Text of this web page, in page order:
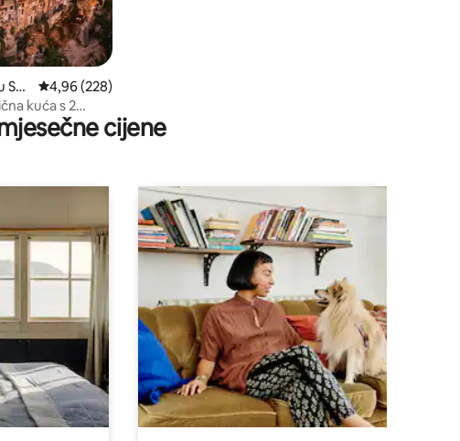
12
prosječna ocjena 4,96 od 5, recenzija: 228
4,96 (228)
kuća s 2
cijene